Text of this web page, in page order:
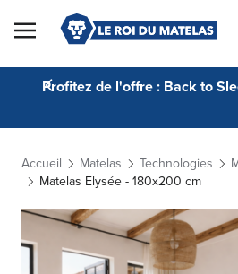
Skip to Content
Profitez de l'offre : Back to
Accueil Matelas Technologies
Matelas Elysée - 180x200 cm